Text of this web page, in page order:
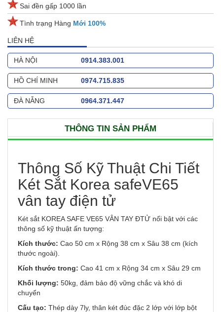
Sai đền gấp 1000 lần
Tình trạng Hàng Mới 100%
LIÊN HỆ
HÀ NỘI 0914.383.001
HỒ CHÍ MINH 0974.715.835
ĐÀ NẴNG 0964.371.447
THÔNG TIN SẢN PHẨM
Thông Số Kỹ Thuật Chi Tiết
Két Sắt Korea safeVE65
vân tay điện tử
Két sắt KOREA SAFE VE65 VÂN TAY ĐTỬ nổi bật với các
thông số kỹ thuật ấn tượng:
Kích thước: Cao 50 cm x Rộng 38 cm x Sâu 38 cm (kích
thước ngoài).
Kích thước trong: Cao 41 cm x Rộng 34 cm x Sâu 29 cm
Khối lượng: 50kg, đảm bảo độ vững chắc và khó di
chuyển
Cấu tạo: Thép dày 7ly, thân két đúc đặc 2 lớp với lớp bột